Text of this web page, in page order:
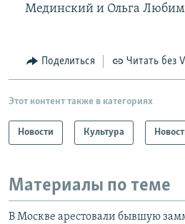
Мединский и Ольга
Поделиться Читать без
Этот контент также в категориях
Новости Культура
Материалы по теме
В Москве арестовали бывшую